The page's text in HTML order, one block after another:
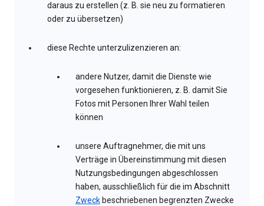
daraus zu erstellen (z. B. sie neu zu formatieren
oder zu übersetzen)
diese Rechte unterzulizenzieren an:
andere Nutzer, damit die Dienste wie
vorgesehen funktionieren, z. B. damit Sie
Fotos mit Personen Ihrer Wahl teilen
können
unsere Auftragnehmer, die mit uns
Verträge in Übereinstimmung mit diesen
Nutzungsbedingungen abgeschlossen
haben, ausschließlich für die im Abschnitt
Zweck beschriebenen begrenzten Zwecke